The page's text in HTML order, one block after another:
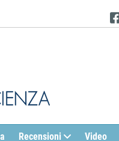
Recensioni Video